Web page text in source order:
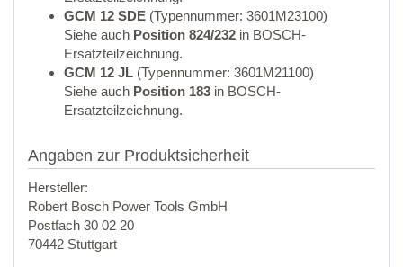
GCM 12 SDE (Typennummer: 3601M23100)
Siehe auch Position 824/232 in BOSCH-
Ersatzteilzeichnung.
GCM 12 JL (Typennummer: 3601M21100)
Siehe auch Position 183 in BOSCH-
Ersatzteilzeichnung.
Angaben zur Produktsicherheit
Hersteller:
Robert Bosch Power Tools GmbH
Postfach 30 02 20
70442 Stuttgart